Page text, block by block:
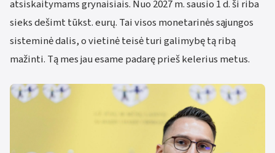
atsiskaitymams grynaisiais. Nuo 2027 m. sausio 1 d. ši riba
sieks dešimt tūkst. eurų. Tai visos monetarinės sąjungos
sisteminė dalis, o vietinė teisė turi galimybę tą ribą
mažinti. Tą mes jau esame padarę prieš kelerius metus.